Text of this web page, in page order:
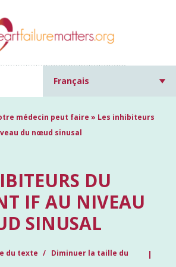
Français
médecin peut faire » Les inhibiteurs
du nœud sinusal
DU
IF AU NIVEAU
SINUSAL
du texte
Diminuer la taille du